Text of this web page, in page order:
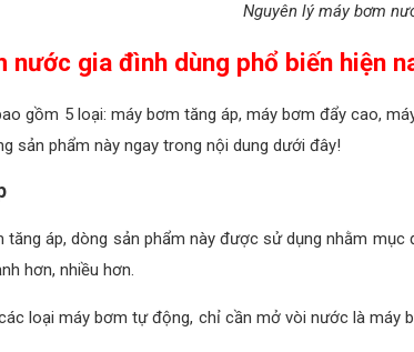
Nguyên lý máy bơm
nước gia đình dùng phổ biến hiện
gồm 5 loại: máy bơm tăng áp, máy bơm đẩy cao,
sản phẩm này ngay trong nội dung dưới đây!
tăng áp, dòng sản phẩm này được sử dụng nhằm
hơn, nhiều hơn.
loại máy bơm tự động, chỉ cần mở vòi nước là